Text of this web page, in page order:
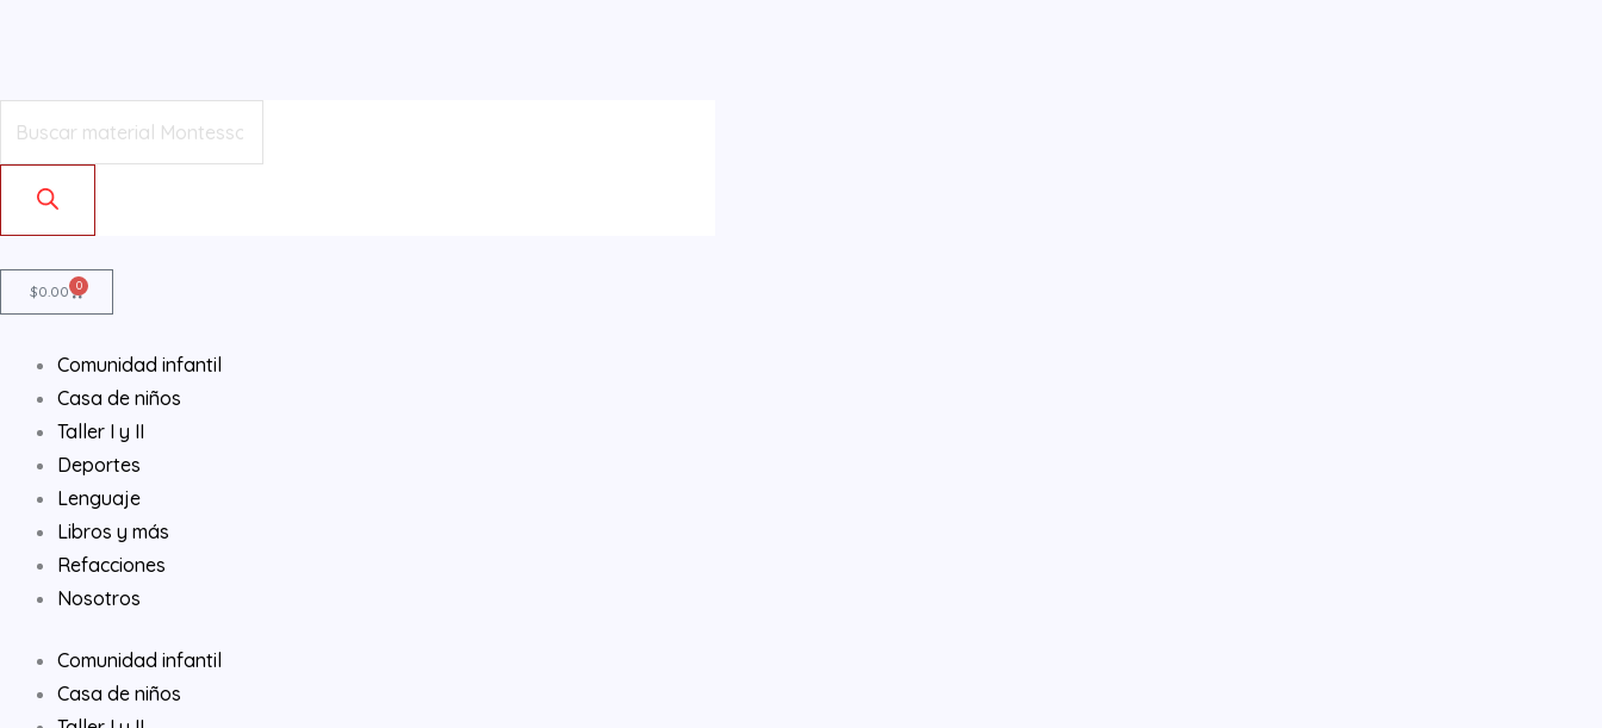
$0.00 0
Cart
Comunidad infantil
Casa de niños
Taller I y II
Deportes
Lenguaje
Libros y más
Refacciones
Nosotros
Comunidad infantil
Casa de niños